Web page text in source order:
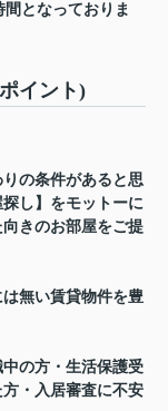
間となっておりま
イント)
の条件があると思
し】をモットーに
きのお部屋をご提
無い賃貸物件を豊
の方・生活保護受
・入居審査に不安